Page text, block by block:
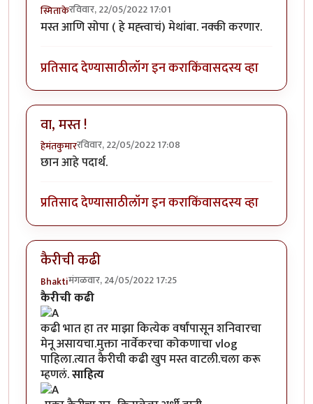
स्मिताकेरविवार, 22/05/2022 17:01
मस्त आणि सोपा ( हे मह्त्त्वाचं) मेथांबा. नक्की करणार.
प्रतिसाद देण्यासाठीलॉग इन कराकिंवासदस्य व्हा
वा, मस्त !
हेमंतकुमाररविवार, 22/05/2022 17:08
छान आहे पदार्थ.
प्रतिसाद देण्यासाठीलॉग इन कराकिंवासदस्य व्हा
कैरीची कढी
Bhaktiमंगळवार, 24/05/2022 17:25
कैरीची कढी
कढी भात हा तर माझा कित्येक वर्षांपासून शनिवारचा
मेनू असायचा.मुक्ता नार्वेकर​चा कोकणाचा vlog
पाहिला.त्यात कैरीची कढी खुप मस्त वाटली.चला करू
म्हणलं.साहित्य